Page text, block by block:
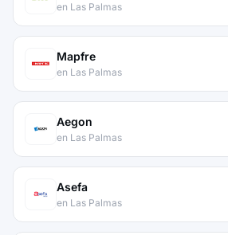
en Las Palmas
Mapfre
en Las Palmas
Aegon
en Las Palmas
Asefa
en Las Palmas